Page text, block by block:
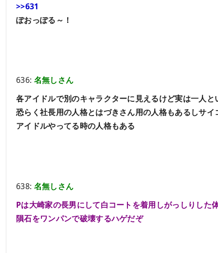
>>631
ぽおっぽる～！
636: 名無しさん
各アイドルで別のキャラクターに見えるけど実は一人と
恐らく社長用の人格とはづきさん用の人格もあるしサイ
アイドルやってる時の人格もある
638: 名無しさん
Pは大崎家の長男にして白コートを着用しがっしりした
隕石をワンパンで破壊するハゲだぞ